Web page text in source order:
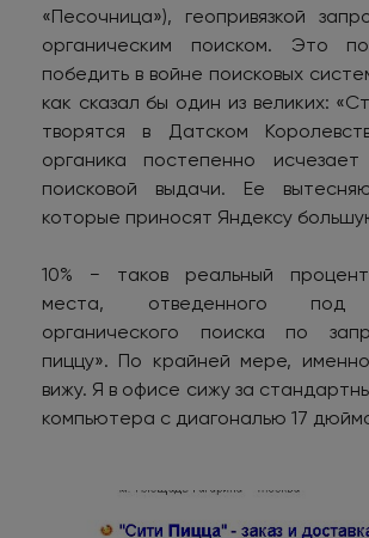
«Песочница»), геопривязкой
органическим поиском. Это
победить в войне поисковых
как сказал бы один из великих:
творятся в Датском
органика постепенно
поисковой выдачи. Ее
которые приносят Яндексу
10% − таков реальный
места, отведенного под
органического поиска по
пиццу». По крайней мере,
вижу. Я в офисе сижу за
компьютера с диагональю 17